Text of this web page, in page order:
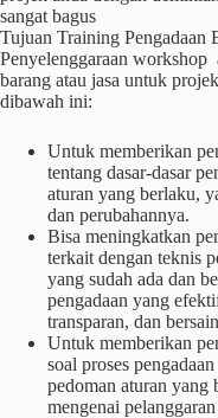
sangat bagus
Tujuan Training Pengadaan
Penyelenggaraan workshop
barang atau jasa untuk
dibawah ini:
Untuk memberikan
tentang dasar-dasar
aturan yang berlaku,
dan perubahannya.
Bisa meningkatkan
terkait dengan teknis
yang sudah ada dan
pengadaan yang
transparan, dan
Untuk memberikan
soal proses
pedoman aturan yang
mengenai